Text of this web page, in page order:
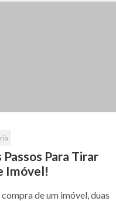
Passos Para Tirar
Imóvel!
de um imóvel, duas